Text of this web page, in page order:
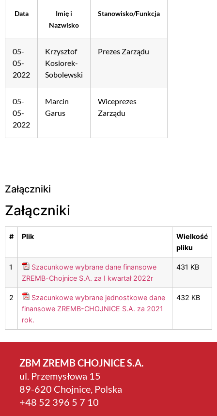
Data
Imię i
Nazwisko
Stanowisko/Funkcja
05-
05-
2022
Krzysztof
Kosiorek-
Sobolewski
Prezes Zarządu
05-
05-
2022
Marcin
Garus
Wiceprezes
Zarządu
Załączniki
Załączniki
# Plik
Wielkość
pliku
1
Szacunkowe wybrane dane finansowe
ZREMB-Chojnice S.A. za I kwartał 2022r
431 KB
2
Szacunkowe wybrane jednostkowe dane
finansowe ZREMB-CHOJNICE S.A. za 2021
rok.
432 KB
ZBM ZREMB CHOJNICE S.A.
ul. Przemysłowa 15
89-620 Chojnice, Polska
+4­8 52 396 5 7 10